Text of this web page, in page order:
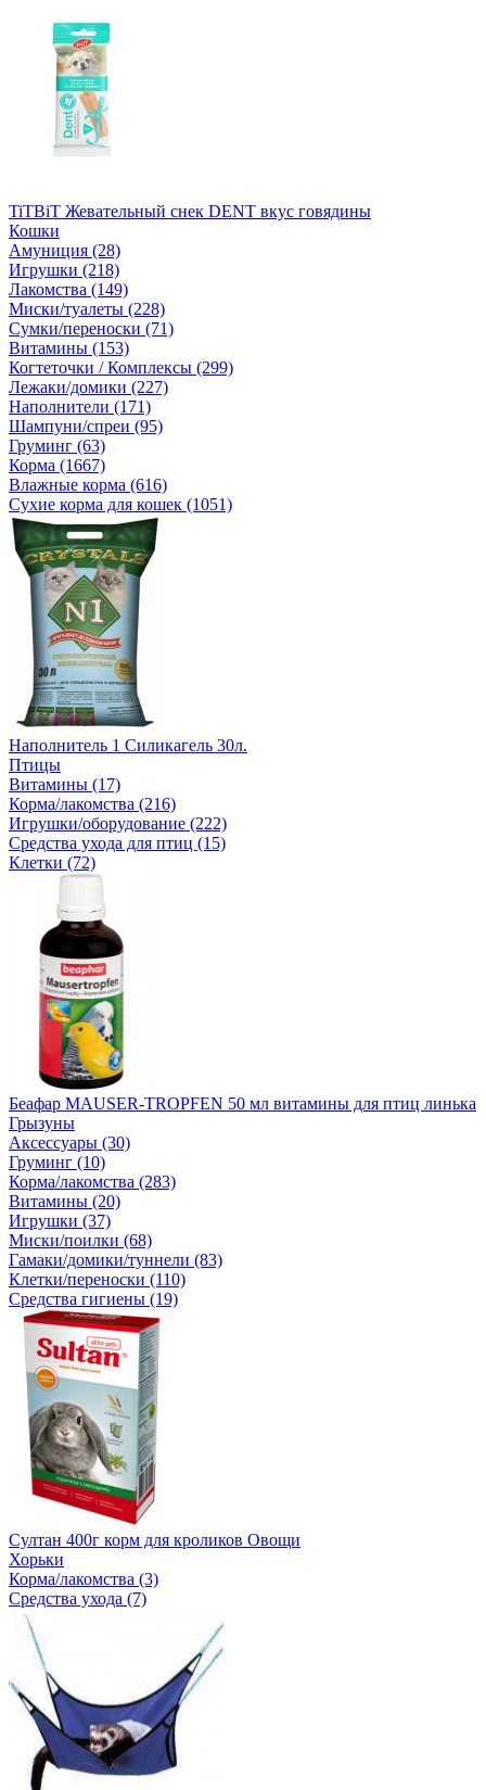
TiTBiT Жевательный снек DENT вкус говядины
Кошки
Амуниция (28)
Игрушки (218)
Лакомства (149)
Миски/туалеты (228)
Сумки/переноски (71)
Витамины (153)
Когтеточки / Комплексы (299)
Лежаки/домики (227)
Наполнители (171)
Шампуни/спреи (95)
Груминг (63)
Корма (1667)
Влажные корма (616)
Сухие корма для кошек (1051)
Наполнитель 1 Силикагель 30л.
Птицы
Витамины (17)
Корма/лакомства (216)
Игрушки/оборудование (222)
Средства ухода для птиц (15)
Клетки (72)
Беафар MAUSER-TROPFEN 50 мл витамины для птиц линька
Грызуны
Аксессуары (30)
Груминг (10)
Корма/лакомства (283)
Витамины (20)
Игрушки (37)
Миски/поилки (68)
Гамаки/домики/туннели (83)
Клетки/переноски (110)
Средства гигиены (19)
Султан 400г корм для кроликов Овощи
Хорьки
Корма/лакомства (3)
Средства ухода (7)